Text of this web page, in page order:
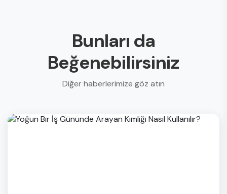
Bunları da
Beğenebilirsiniz
Diğer haberlerimize göz atın